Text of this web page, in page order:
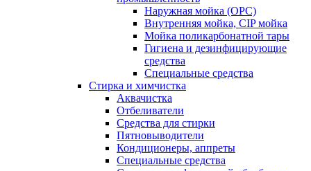
Наружная мойка (ОРС)
Внутренняя мойка, CIP мойка
Мойка поликарбонатной тары
Гигиена и дезинфицирующие
средства
Специальные средства
Стирка и химчистка
Аквачистка
Отбеливатели
Средства для стирки
Пятновыводители
Кондиционеры, аппреты
Специальные средства